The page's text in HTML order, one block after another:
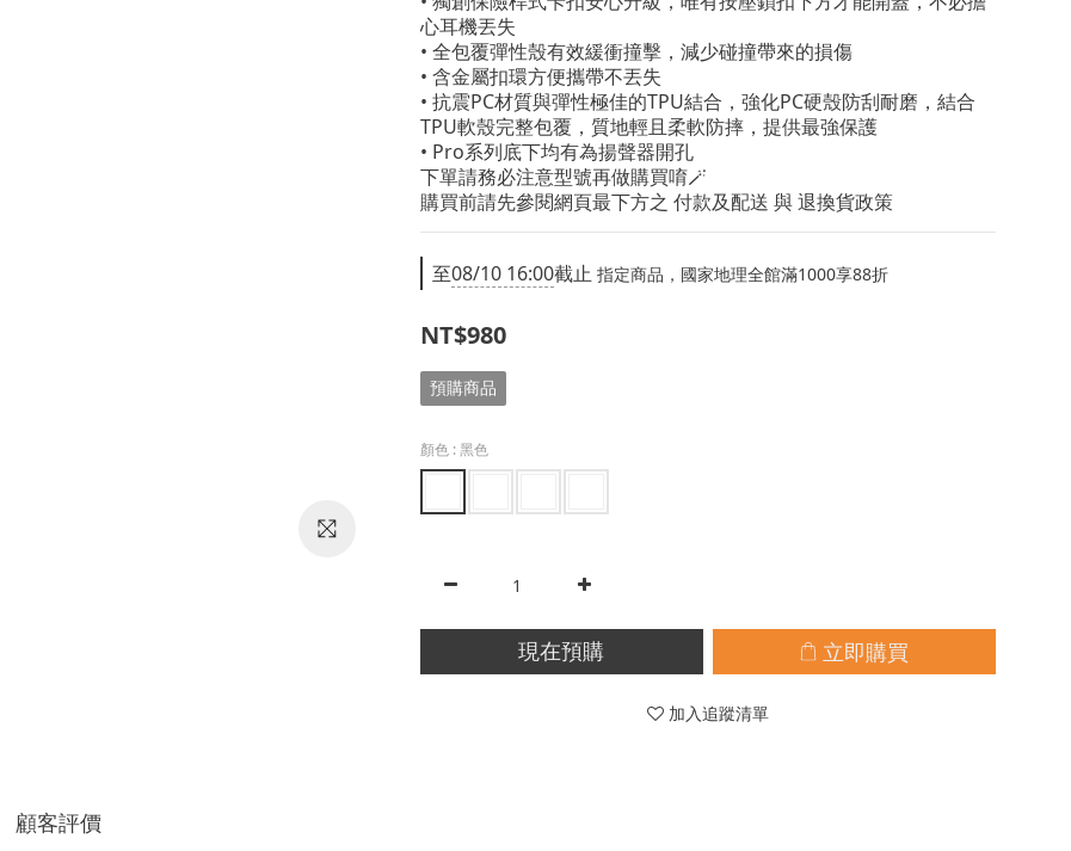
心耳機丟失
• 全包覆彈性殼有效緩衝撞擊，減少碰撞帶來的損傷
• 含金屬扣環方便攜帶不丟失
• 抗震PC材質與彈性極佳的TPU結合，強化PC硬殼防刮耐磨，結合
TPU軟殼完整包覆，質地輕且柔軟防摔，提供最強保護
• Pro系列底下均有為揚聲器開孔
下單請務必注意型號再做購買唷🪄
購買前請先參閱網頁最下方之 付款及配送 與 退換貨政策
至08/10 16:00截止 指定商品，國家地理全館滿1000享88折
NT$980
預購商品
顏色 : 黑色
現在預購 立即購買
加入追蹤清單
顧客評價